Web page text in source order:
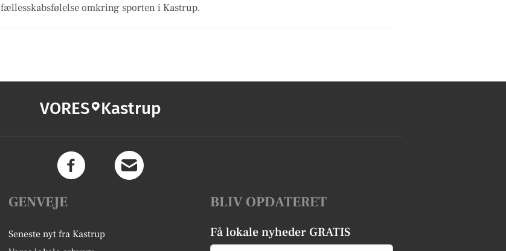
fællesskabsfølelse omkring sporten i Kastrup.
VORES Kastrup
GENVEJE
Seneste nyt fra Kastrup
BLIV OPDATERET
Få lokale nyheder GRATIS